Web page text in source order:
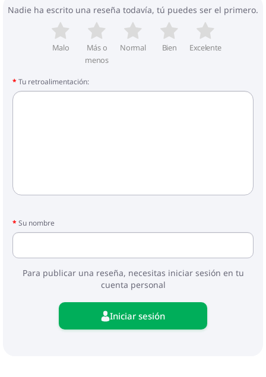
Nadie ha escrito una reseña todavía, tú puedes ser el primero.
Malo
Más o
menos
Normal Bien Excelente
Tu retroalimentación:
Su nombre
Para publicar una reseña, necesitas iniciar sesión en tu
cuenta personal
Iniciar sesión